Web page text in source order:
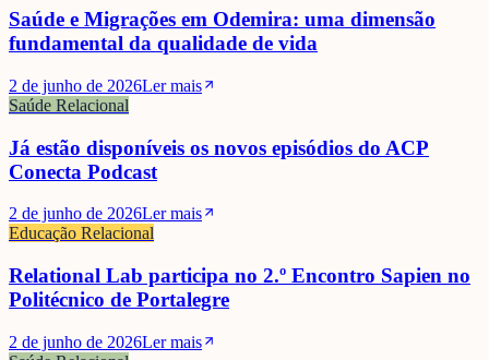
Saúde e Migrações em Odemira: uma dimensão
fundamental da qualidade de vida
2 de junho de 2026Ler mais
Saúde Relacional
Já estão disponíveis os novos episódios do ACP
Conecta Podcast
2 de junho de 2026Ler mais
Educação Relacional
Relational Lab participa no 2.º Encontro Sapien no
Politécnico de Portalegre
2 de junho de 2026Ler mais